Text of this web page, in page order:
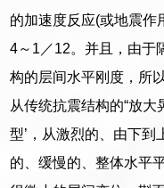
的加速度反应(或地震作
4～1／12。并且，由于
构的层间水平刚度，所
从传统抗震结构的“放大
型’，从激烈的、由下到
的、缓慢的、整体水平